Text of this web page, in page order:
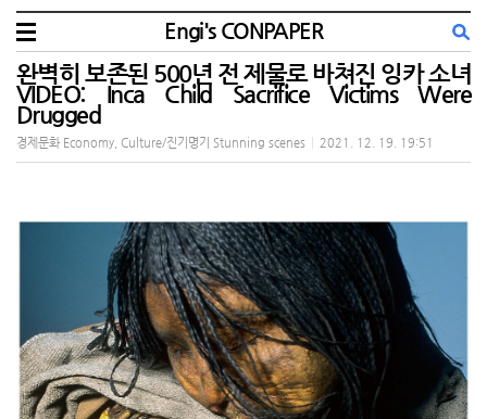
Engi's CONPAPER
완벽히 보존된 500년 전 제물로 바쳐진 잉카 소녀
VIDEO: Inca Child Sacrifice Victims Were
Drugged
경제문화 Economy, Culture/진기명기 Stunning scenes 2021. 12. 19. 19:51